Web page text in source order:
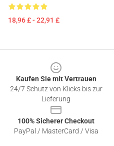
18,96 £ - 22,91 £
Kaufen Sie mit Vertrauen
24/7 Schutz von Klicks bis zur
Lieferung
100% Sicherer Checkout
PayPal / MasterCard / Visa